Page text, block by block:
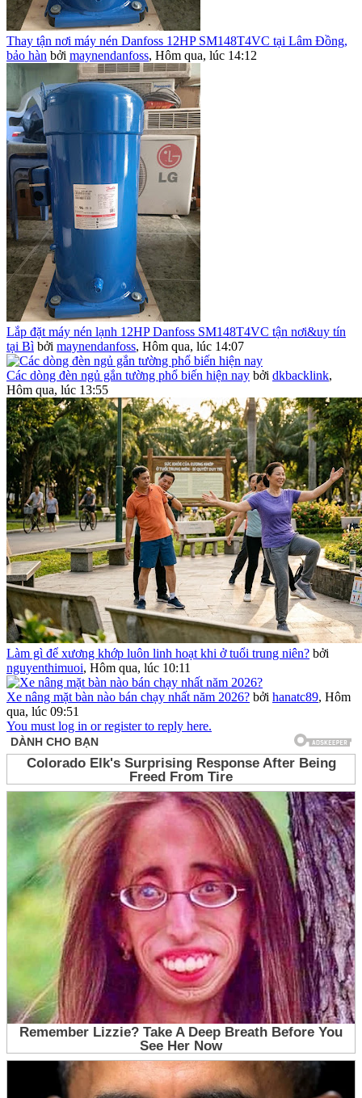
Thay tận nơi máy nén Danfoss 12HP SM148T4VC tại Lâm Đồng,
bảo hàn bởi maynendanfoss, Hôm qua, lúc 14:12
Lắp đặt máy nén lạnh 12HP Danfoss SM148T4VC tận nơi&uy tín
tại Bì bởi maynendanfoss, Hôm qua, lúc 14:07
Các dòng đèn ngủ gắn tường phổ biến hiện nay bởi dkbacklink,
Hôm qua, lúc 13:55
Làm gì để xương khớp luôn linh hoạt khi ở tuổi trung niên? bởi
nguyenthimuoi, Hôm qua, lúc 10:11
Xe nâng mặt bàn nào bán chạy nhất năm 2026? bởi hanatc89, Hôm
qua, lúc 09:51
You must log in or register to reply here.